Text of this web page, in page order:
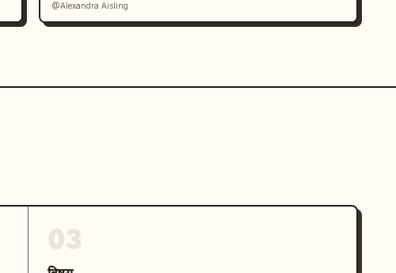
@Alexandra Aisling